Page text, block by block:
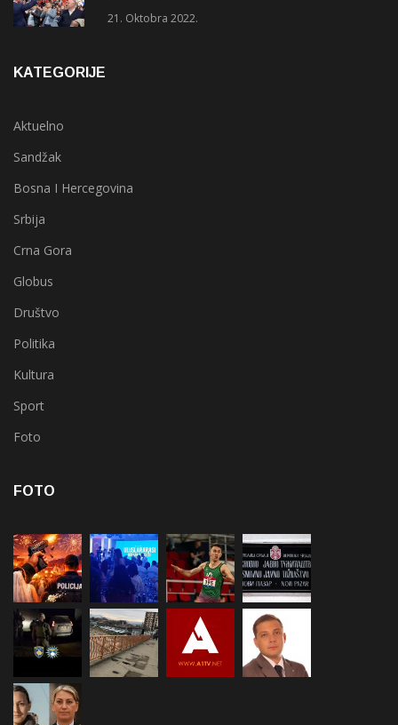
21. Oktobra 2022.
KATEGORIJE
Aktuelno
Sandžak
Bosna I Hercegovina
Srbija
Crna Gora
Globus
Društvo
Politika
Kultura
Sport
Foto
FOTO